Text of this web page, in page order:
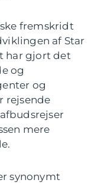
fremskridt
af Star
har gjort det
og
og
rejsende
mere
synonymt